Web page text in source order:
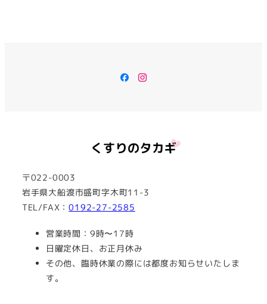
Facebook
Instagram
〒022-0003
岩手県大船渡市盛町字木町11-3
TEL/FAX：0192-27-2585
営業時間：9時〜17時
日曜定休日、お正月休み
その他、臨時休業の際には都度お知らせいたしま
す。